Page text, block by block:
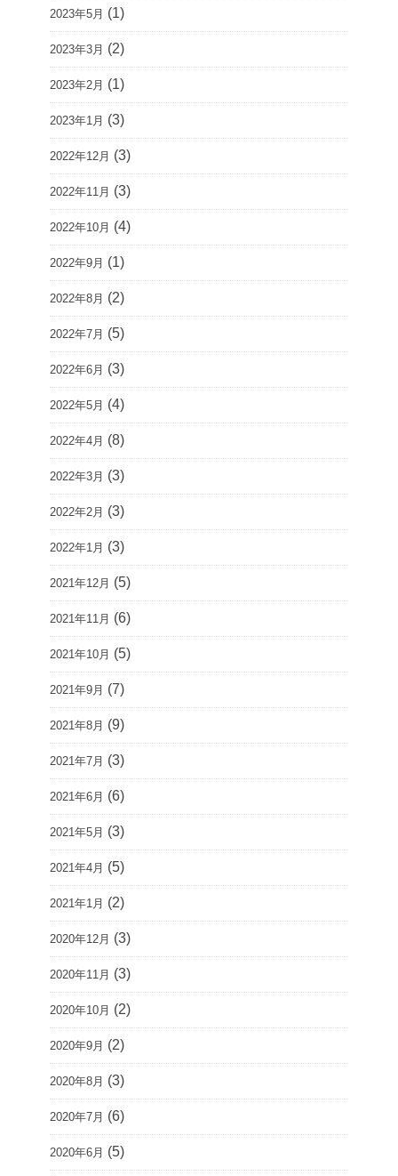
2023年5月 (1)
2023年3月 (2)
2023年2月 (1)
2023年1月 (3)
2022年12月 (3)
2022年11月 (3)
2022年10月 (4)
2022年9月 (1)
2022年8月 (2)
2022年7月 (5)
2022年6月 (3)
2022年5月 (4)
2022年4月 (8)
2022年3月 (3)
2022年2月 (3)
2022年1月 (3)
2021年12月 (5)
2021年11月 (6)
2021年10月 (5)
2021年9月 (7)
2021年8月 (9)
2021年7月 (3)
2021年6月 (6)
2021年5月 (3)
2021年4月 (5)
2021年1月 (2)
2020年12月 (3)
2020年11月 (3)
2020年10月 (2)
2020年9月 (2)
2020年8月 (3)
2020年7月 (6)
2020年6月 (5)